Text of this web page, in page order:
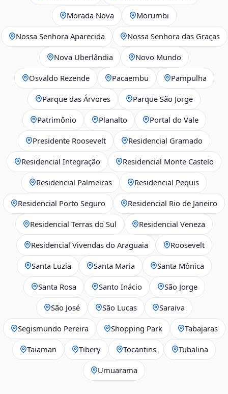
Morada Nova Morumbi
Nossa Senhora Aparecida Nossa Senhora das Graças
Nova Uberlândia Novo Mundo
Osvaldo Rezende Pacaembu Pampulha
Parque das Árvores Parque São Jorge
Patrimônio Planalto Portal do Vale
Presidente Roosevelt Residencial Gramado
Residencial Integração Residencial Monte Castelo
Residencial Palmeiras Residencial Pequis
Residencial Porto Seguro Residencial Rio de Janeiro
Residencial Terras do Sul Residencial Veneza
Residencial Vivendas do Araguaia Roosevelt
Santa Luzia Santa Maria Santa Mônica
Santa Rosa Santo Inácio São Jorge
São José São Lucas Saraiva
Segismundo Pereira Shopping Park Tabajaras
Taiaman Tibery Tocantins Tubalina
Umuarama